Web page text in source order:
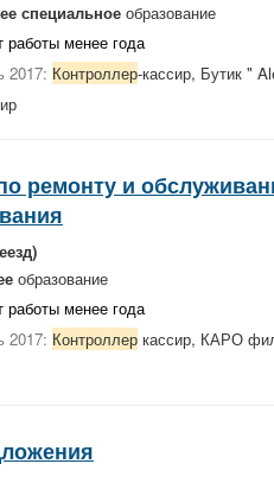
специальное образование
работы менее года
2017: Контроллер-кассир, Бутик "
ремонту и
образование
работы менее года
2017: Контроллер кассир, КАРО